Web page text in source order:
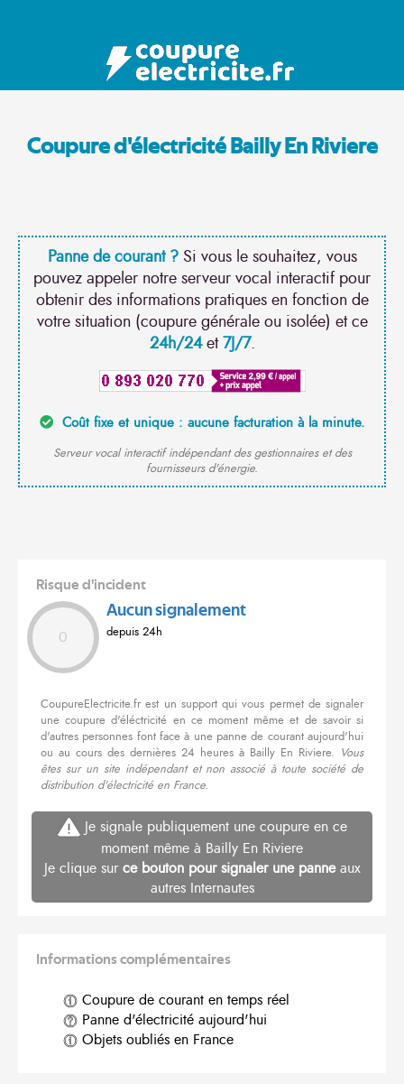
Coupure d'électricité Bailly En Riviere
Panne de courant ?Si vous le souhaitez, vous
pouvez appeler notre serveur vocal interactif pour
obtenir des informations pratiques en fonction de
votre situation (coupure générale ou isolée) et ce
24h/24et7J/7.
Coût fixe et unique : aucune facturation à la minute.
Serveur vocal interactif indépendant des gestionnaires et des
fournisseurs d'énergie.
Risque d'incident
0
Aucun signalement
depuis 24h
CoupureElectricite.fr est un support qui vous permet de signaler
une coupure d'éléctricité en ce moment même et de savoir si
d'autres personnes font face à une panne de courant aujourd'hui
ou au cours des dernières 24 heures à Bailly En Riviere. Vous
êtes sur un site indépendant et non associé à toute société de
distribution d'électricité en France.
Je signale publiquement une coupure en ce
moment même à Bailly En Riviere
Je clique sur ce bouton pour signaler une panneaux
autres Internautes
Informations complémentaires
Coupure de courant en temps réel
Panne d'électricité aujourd'hui
Objets oubliés en France